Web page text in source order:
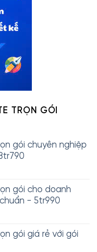
TRỌN GÓI
gói chuyên nghiệp
gói cho doanh
- 5tr990
gói giá rẻ với gói